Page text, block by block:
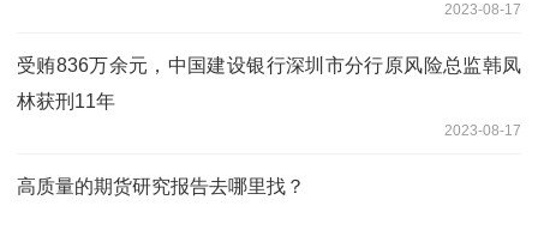
2023-08-17
受贿836万余元，中国建设银行深圳市分行原风险总监韩凤
林获刑11年
2023-08-17
高质量的期货研究报告去哪里找？